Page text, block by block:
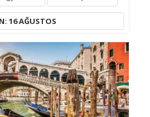
16 AĞUSTOS